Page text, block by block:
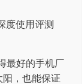
最好的手机厂
，也能保证